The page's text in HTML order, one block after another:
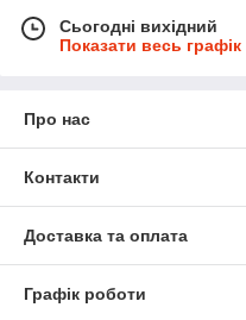
Сьогодні вихідний
Показати весь
Про нас
Контакти
Доставка та оплата
Графік роботи